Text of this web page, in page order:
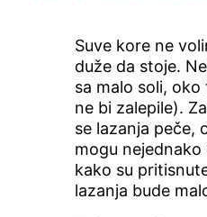
Suve kore ne
duže da stoje.
sa malo soli,
ne bi zalepile).
se lazanja peče,
mogu
kako su
lazanja bude